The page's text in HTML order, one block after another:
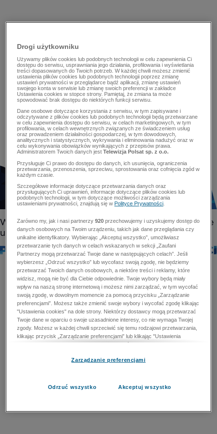
Drogi użytkowniku
Używamy plików cookies lub podobnych technologii w celu zapewnienia Ci
dostępu do serwisu, usprawniania jego działania, profilowania i wyświetlania
treści dopasowanych do Twoich potrzeb. W każdej chwili możesz zmienić
ustawienia plików cookies lub podobnych technologii poprzez zmianę
ustawień prywatności w przeglądarce bądź aplikacji, zmianę ustawień
swojego konta w serwisie lub zmianę swoich preferencji w zakładce
Ustawienia cookies w stopce strony. Pamiętaj, że zmiana ta może
spowodować brak dostępu do niektórych funkcji serwisu.
Dane osobowe dotyczące korzystania z serwisu, w tym zapisywane i
odczytywane z plików cookies lub podobnych technologii będą przetwarzane
w celu zapewnienia dostępu do serwisu, w celach marketingowych, w tym
profilowania, w celach wewnętrznych związanych ze świadczeniem usług
oraz prowadzeniem działalności gospodarczej, w tym dowodowych,
analitycznych i statystycznych, wykrywania i eliminowania nadużyć oraz w
celu wykonywania obowiązków wynikających z przepisów prawa.
Administratorem Twoich danych jestTelewizja Polsat sp. z o.o.
Przysługuje Ci prawo do dostępu do danych, ich usunięcia, ograniczenia
przetwarzania, przenoszenia, sprzeciwu, sprostowania oraz cofnięcia zgód w
każdym czasie.
Szczegółowe informacje dotyczące przetwarzania danych oraz
przysługujących Ci uprawnień, informacje dotyczące plików cookies lub
podobnych technologii, w tym dotyczące możliwości zarządzania
ustawieniami prywatności, znajdują się wPolityce Prywatności
Zarówno my, jak i nasi partnerzy920 przechowujemy i uzyskujemy dostęp do
danych osobowych na Twoim urządzeniu, takich jak dane przeglądania czy
unikalne identyfikatory. Wybierając „Akceptuj wszystko”, umożliwiasz
przetwarzanie tych danych w celach wskazanych w sekcji „Zaufani
Partnerzy mogą przetwarzać Twoje dane w następujących celach”. Jeśli
wybierzesz „Odrzuć wszystko” lub wycofasz swoją zgodę, nie będziemy
przetwarzać Twoich danych osobowych, a niektóre treści i reklamy, które
widzisz, mogą nie być dla Ciebie odpowiednie. Twoje wybory będą miały
wpływ na naszą stronę internetową i możesz nimi zarządzać, w tym wycofać
swoją zgodę, w dowolnym momencie za pomocą przycisku „Zarządzanie
preferencjami”. Możesz także zmienić swoje wybory i wycofać zgodę klikając
"Ustawienia cookies" na dole strony. Niektórzy dostawcy mogą przetwarzać
Twoje dane w oparciu o swoje uzasadnione interesy, co nie wymaga Twojej
zgody. Możesz w każdej chwili sprzeciwić się temu rodzajowi przetwarzania,
klikając przycisk „Zarządzanie preferencjami” lub klikając "Ustawienia
cookies" na dole strony. Nie możesz sprzeciwić się przetwarzaniu przez
zapobiegania oszustwom i naprawiania błędów, a w tym celu mogą zostać
przetwarzaniu danych osobowych w celu dostarczania i prezentacji reklam i
Zarządzanie preferencjami
Odrzuć wszystko Akceptuj wszystko